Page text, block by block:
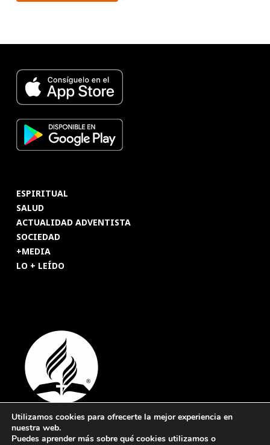
ESPIRITUAL
SALUD
ACTUALIDAD ADVENTISTA
SOCIEDAD
+MEDIA
LO + LEÍDO
© 2026 Revista Adventista de España. UICASDE. Derechos
Utilizamos cookies para ofrecerte la mejor experiencia en
nuestra web.
Puedes aprender más sobre qué cookies utilizamos o